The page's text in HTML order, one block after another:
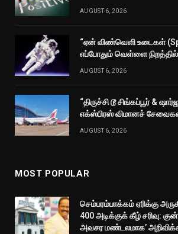
AUGUST 6, 2026
“ஏன் விண்வெளி உடைகள்
எப்போதும் வெள்ளை
AUGUST 6, 2026
“திருச்சி டூ சிங்கப்பூர் &
எக்ஸ்பிரஸ் விமானச் சேவைகள்
AUGUST 6, 2026
MOST POPULAR
செம்பரம்பாக்கம் ஏரிக்கு
400 அடிக்குக் கீழ் சரிவு:
அவசர மண்டலமாக’